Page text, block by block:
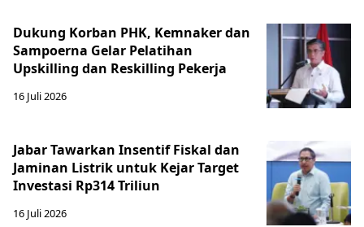
Dukung Korban PHK, Kemnaker dan
Sampoerna Gelar Pelatihan
Upskilling dan Reskilling Pekerja
16 Juli 2026
Jabar Tawarkan Insentif Fiskal dan
Jaminan Listrik untuk Kejar Target
Investasi Rp314 Triliun
16 Juli 2026